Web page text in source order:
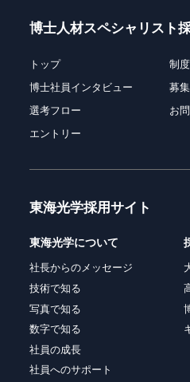
博士人材スペシャリスト
トップ
制
博士社員インタビュー
募
選考フロー
お
エントリー
東海光学採用サイト
東海光学について
社長からのメッセージ
技術で知る
写真で知る
数字で知る
社員の成長
社員へのサポート